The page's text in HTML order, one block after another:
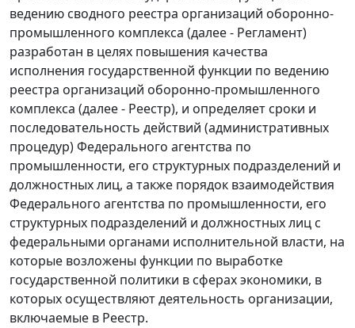
ведению сводного реестра организаций оборонно-
промышленного комплекса (далее - Регламент)
разработан в целях повышения качества
исполнения государственной функции по ведению
реестра организаций оборонно-промышленного
комплекса (далее - Реестр), и определяет сроки и
последовательность действий (административных
процедур) Федерального агентства по
промышленности, его структурных подразделений и
должностных лиц, а также порядок взаимодействия
Федерального агентства по промышленности, его
структурных подразделений и должностных лиц с
федеральными органами исполнительной власти, на
которые возложены функции по выработке
государственной политики в сферах экономики, в
которых осуществляют деятельность организации,
включаемые в Реестр.